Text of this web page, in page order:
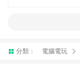
分類： 電腦電玩